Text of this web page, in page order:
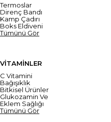
Termoslar
Direnç Bandı
Kamp Çadırı
Boks Eldiveni
Tümünü Gör
VİTAMİNLER
C Vitamini
Bağışıklık
Bitkisel Ürünler
Glukozamin Ve
Eklem Sağlığı
Tümünü Gör